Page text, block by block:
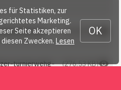
gv-
(92,06 KB)
turnierwehg-
(276,53 KB)
für Statistiken, zur
Marketing.
Seite akzeptieren
Zwecken. Lesen
OK